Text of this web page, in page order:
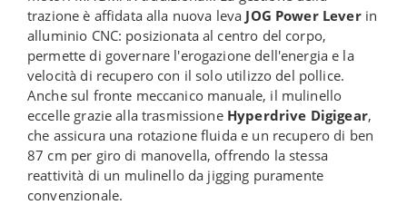
trazione è affidata alla nuova leva JOG Power Leverin
alluminio CNC: posizionata al centro del corpo,
permette di governare l'erogazione dell'energia e la
velocità di recupero con il solo utilizzo del pollice.
Anche sul fronte meccanico manuale, il mulinello
eccelle grazie alla trasmissione Hyperdrive Digigear,
che assicura una rotazione fluida e un recupero di ben
87 cm per giro di manovella, offrendo la stessa
reattività di un mulinello da jigging puramente
convenzionale.